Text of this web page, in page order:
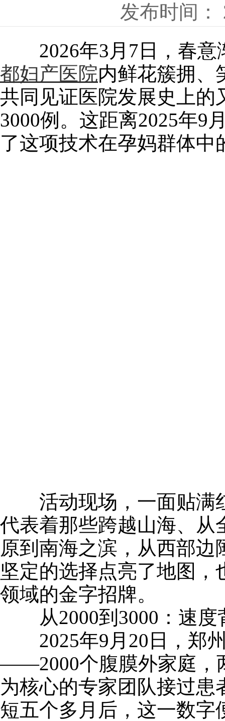
发布时间：
2026年3月7日，春意
都妇产医院内鲜花簇拥、
共同见证医院发展史上
3000例。这距离2025年9
了这项技术在孕妈群体中
活动现场，一面贴满红
代表着那些跨越山海、
原到南海之滨，从西部
坚定的选择点亮了地图
领域的金字招牌。
从2000到3000：速度
2025年9月20日，郑州
——2000个腹膜外家庭，
为核心的专家团队接过
短五个多月后，这一数字